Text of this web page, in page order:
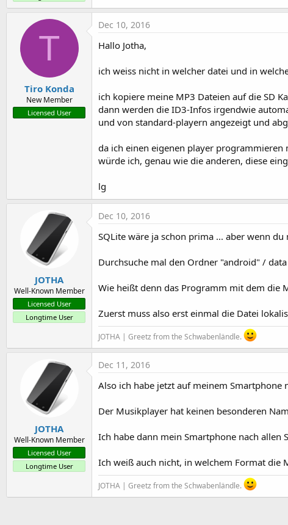
T
Tiro Konda
New Member
Licensed User
Dec 10, 2016
Hallo Jotha,
ich weiss nicht in welcher datei und in
ich kopiere meine MP3 Dateien auf die SD
dann werden die ID3-Infos irgendwie
und von standard-playern angezeigt und
da ich einen eigenen player programmieren
würde ich, genau wie die anderen, diese
lg
JOTHA
Well-Known Member
Licensed User
Longtime User
Dec 10, 2016
SQLite wäre ja schon prima ... aber wenn
Durchsuche mal den Ordner "android" / data
Wie heißt denn das Programm mit dem die
Zuerst muss also erst einmal die Datei
JOTHA | Greetz from the Schwabenländle.
JOTHA
Well-Known Member
Licensed User
Longtime User
Dec 11, 2016
Also ich habe jetzt auf meinem
Der Musikplayer hat keinen besonderen
Ich habe dann mein Smartphone nach allen
Ich weiß auch nicht, in welchem Format die
JOTHA | Greetz from the Schwabenländle.